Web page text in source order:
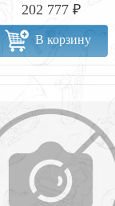
202 777 ₽
В корзину